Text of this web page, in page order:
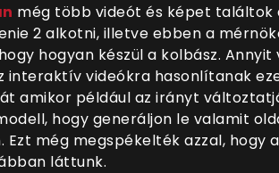
még több videót és képet találtok
2 alkotni, illetve ebben a
hogyan készül a kolbász. Annyit
interaktív videókra hasonlítanak
amikor például az irányt
hogy generáljon le valamit
még megspékelték azzal, hogy
láttunk.